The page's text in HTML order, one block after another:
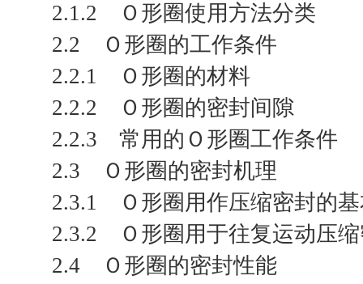
2.1.2 Ｏ形圈使用方法分类
2.2 Ｏ形圈的工作条件
2.2.1 Ｏ形圈的材料
2.2.2 Ｏ形圈的密封间隙
2.2.3 常用的Ｏ形圈工作条件
2.3 Ｏ形圈的密封机理
2.3.1 Ｏ形圈用作压缩密封的
2.3.2 Ｏ形圈用于往复运动压
2.4 Ｏ形圈的密封性能